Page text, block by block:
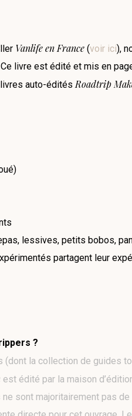
Vanlife en France(voir ici),
livre est édité et mis en
auto-éditésRoadtrip
lessives, petits bobos,
partagent leur
?
(dont la collection de guides
est édité par la maison
sont majoritairement pas de